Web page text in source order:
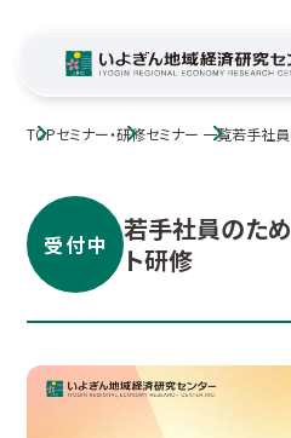
TOPセミナー・研修セミナー 一覧若手社
受付中
若手社員のた
ト研修